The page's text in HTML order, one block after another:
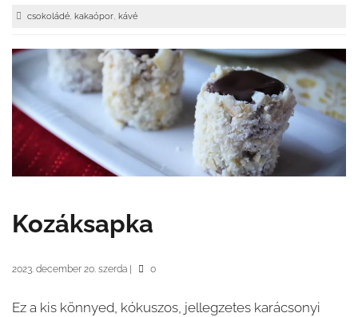
csokoládé, kakaópor, kávé
Kozáksapka
2023. december 20. szerda 0
Ez a kis könnyed, kókuszos, jellegzetes karácsonyi